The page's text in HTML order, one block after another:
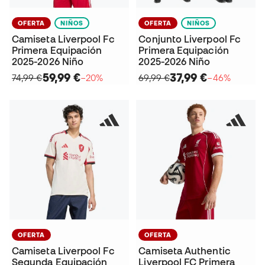
OFERTA NIÑOS
Camiseta Liverpool Fc
Primera Equipación
2025-2026 Niño
74,99 €59,99 €−20%
OFERTA NIÑOS
Conjunto Liverpool Fc
Primera Equipación
2025-2026 Niño
69,99 €37,99 €−46%
OFERTA
Camiseta Liverpool Fc
Segunda Equipación
OFERTA
Camiseta Authentic
Liverpool FC Primera